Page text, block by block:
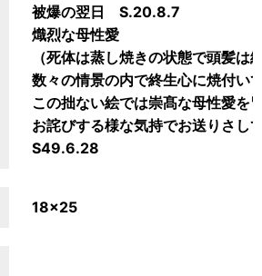
被爆の翌日 S.20.8.7
熾烈な母性愛
（死体は蒸し焼きの状態で頭髪は
数々の情景の内で終生心に焼付い
この拙ない絵では崇髙な母性愛を
お詫びする様な気持でお送りさし
S49.6.28
18×25